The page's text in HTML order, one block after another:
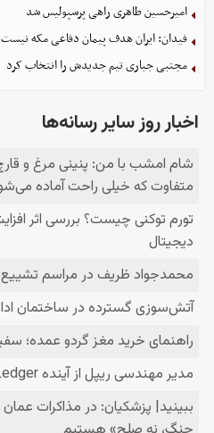
امیرحسین طاهری راهی پرسپولیس شد
فیدان: ایران هدف پیمان دفاعی مکه نیست
مجتبی جباری تیم جدیدش را انتخاب کرد